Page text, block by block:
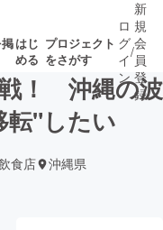
はじ
める
プロジェクト
をさがす
終了が近いプ
クト
されます
ロ
グ
イ
ン
/
新
規
会
員
登
録
！ 沖縄の波
転"したい
食店 沖縄県